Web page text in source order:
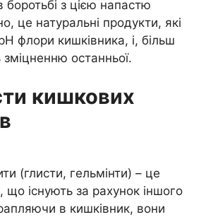
боротьбі з цією напастю
це натуральні продукти, які
флори кишківника, і, більш
останньої.
кишкових
(глисти, гельмінти) – це
що існують за рахунок іншого
в кишківник, вони